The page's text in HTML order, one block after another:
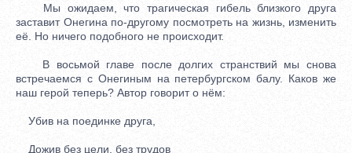
Мы ожидаем, что трагическая гибель близкого друга
заставит Онегина по-другому посмотреть на жизнь, изменить
её. Но ничего подобного не происходит.
В восьмой главе после долгих странствий мы снова
встречаемся с Онегиным на петербургском балу. Каков же
наш герой теперь? Автор говорит о нём:
Убив на поединке друга,
Дожив без цели, без трудов